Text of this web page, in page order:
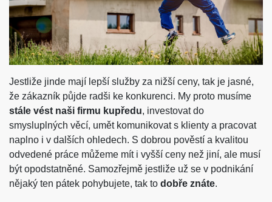
Jestliže jinde mají lepší služby za nižší ceny, tak je jasné,
že zákazník půjde radši ke konkurenci. My proto musíme
stále vést naši firmu kupředu, investovat do
smysluplných věcí, umět komunikovat s klienty a pracovat
naplno i v dalších ohledech. S dobrou pověstí a kvalitou
odvedené práce můžeme mít i vyšší ceny než jiní, ale musí
být opodstatněné. Samozřejmě jestliže už se v podnikání
nějaký ten pátek pohybujete, tak to dobře znáte.